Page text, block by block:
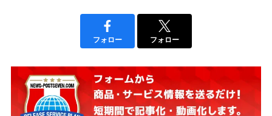
フォロー フォロー